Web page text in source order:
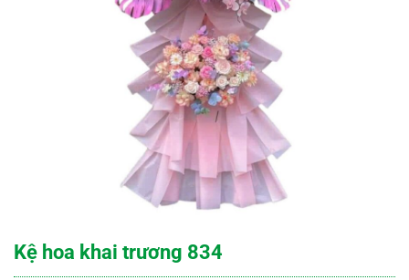
Kệ hoa khai trương 834